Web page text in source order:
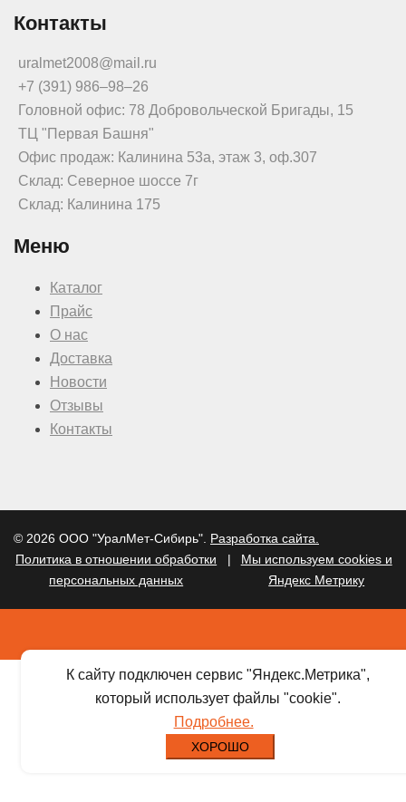
Контакты
uralmet2008@mail.ru
+7 (391) 986‒98‒26
Головной офис: 78 Добровольческой Бригады, 15
ТЦ "Первая Башня"
Офис продаж: Калинина 53а, этаж 3, оф.307
Склад: Северное шоссе 7г
Склад: Калинина 175
Меню
Каталог
Прайс
О нас
Доставка
Новости
Отзывы
Контакты
© 2026 ООО "УралМет-Сибирь". Разработка сайта.
Политика в отношении обработки
персональных данных
|
Мы используем cookies и
Яндекс Метрику
К сайту подключен сервис "Яндекс.Метрика",
который использует файлы "cookie".
Подробнее.
ХОРОШО